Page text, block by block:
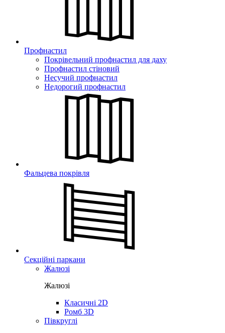
Профнастил
Покрівельний профнастил для даху
Профнастил стіновий
Несучий профнастил
Недорогий профнастил
Фальцева покрівля
Секційні паркани
Жалюзі
Жалюзі
Класичні 2D
Ромб 3D
Півкруглі